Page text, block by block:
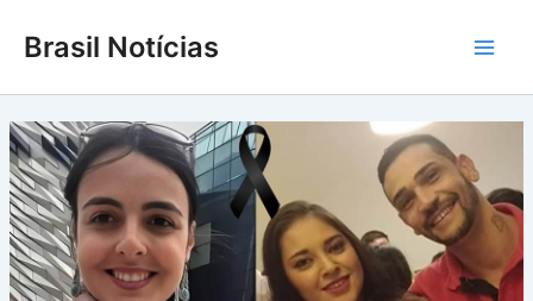
para
conteúdo
Brasil Notícias